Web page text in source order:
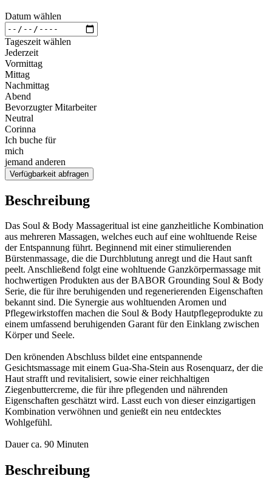
Datum wählen
Tageszeit wählen
Jederzeit
Vormittag
Mittag
Nachmittag
Abend
Bevorzugter Mitarbeiter
Neutral
Corinna
Ich buche für
mich
jemand anderen
Verfügbarkeit abfragen
Beschreibung
Das Soul & Body Massageritual ist eine ganzheitliche Kombination
aus mehreren Massagen, welches euch auf eine wohltuende Reise
der Entspannung führt. Beginnend mit einer stimulierenden
Bürstenmassage, die die Durchblutung anregt und die Haut sanft
peelt. Anschließend folgt eine wohltuende Ganzkörpermassage mit
hochwertigen Produkten aus der BABOR Grounding Soul & Body
Serie, die für ihre beruhigenden und regenerierenden Eigenschaften
bekannt sind. Die Synergie aus wohltuenden Aromen und
Pflegewirkstoffen machen die Soul & Body Hautpflegeprodukte zu
einem umfassend beruhigenden Garant für den Einklang zwischen
Körper und Seele.
Den krönenden Abschluss bildet eine entspannende
Gesichtsmassage mit einem Gua-Sha-Stein aus Rosenquarz, der die
Haut strafft und revitalisiert, sowie einer reichhaltigen
Ziegenbuttercreme, die für ihre pflegenden und nährenden
Eigenschaften geschätzt wird. Lasst euch von dieser einzigartigen
Kombination verwöhnen und genießt ein neu entdecktes
Wohlgefühl.
Dauer ca. 90 Minuten
Beschreibung